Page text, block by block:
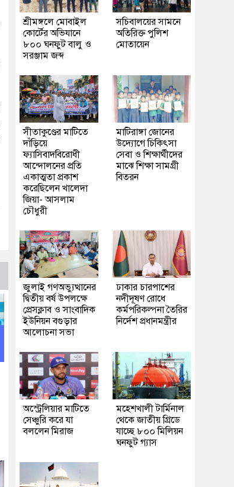
শ্রীমঙ্গলে মোবাইল
কোর্টের অভিযানে
৮০০ ঘনফুট বালু ও
সরঞ্জাম জব্দ
সচিবালয়ের সামনে
অতিরিক্ত পুলিশ
মোতায়েন
সীতাকুণ্ডের মাটিতে
দাঁড়িয়ে
ফ্যাসিবাদবিরোধী
আন্দোলনের প্রতি
একাত্মতা প্রকাশ
করেছিলেন খালেদা
জিয়া- আসলাম
চৌধুরী
মাটিরাঙ্গা জোনের
উদ্যোগে চিকিৎসা
সেবা ও শিক্ষার্থীদের
মাঝে শিক্ষা সামগ্রী
বিতরন
জুলাই গণঅভ্যুত্থানের
দ্বিতীয় বর্ষ উপলক্ষে
প্রেসক্লাব ও সাংবাদিক
ইউনিয়ন বগুড়ার
আলোচনা সভা
ঢাকার চারপাশের
নদীদূষণ রোধে
কর্মপরিকল্পনা তৈরির
নির্দেশ প্রধানমন্ত্রীর
অস্ট্রেলিয়ার মাটিতে
সেঞ্চুরি করে যা
বললেন মিরাজ
মহেশখালী টার্মিনাল
থেকে জাতীয় গ্রিডে
যাচ্ছে ৮০০ মিলিয়ন
ঘনফুট গ্যাস